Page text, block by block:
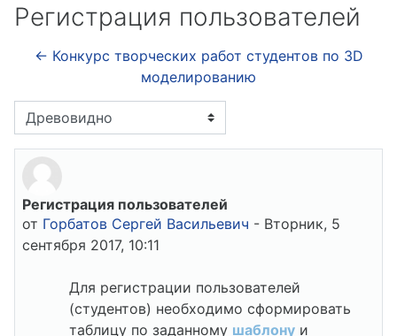
Регистрация пользователей
← Конкурс творческих работ студентов по 3D
моделированию
Режим отображения
Регистрация пользователей
от Горбатов Сергей Васильевич - Вторник, 5
сентября 2017, 10:11
Количество ответов: 0
Для регистрации пользователей
(студентов) необходимо сформировать
таблицу по заданному шаблону и